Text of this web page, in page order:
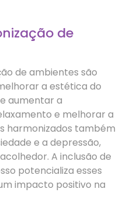
de
de ambientes são
a estética do
aumentar a
e melhorar a
harmonizados também
e a depressão,
A inclusão de
potencializa esses
impacto positivo na